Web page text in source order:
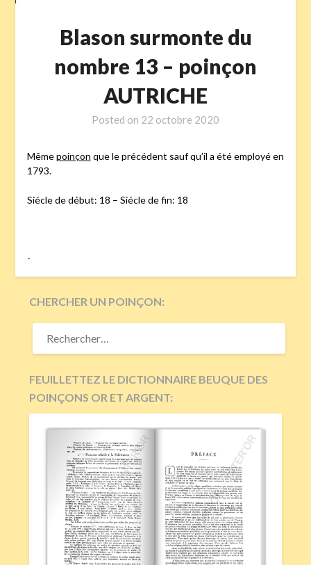
Blason surmonte du
nombre 13 – poinçon
AUTRICHE
Posted on 22 octobre 2020
Mêmepoinçon que le précédent sauf qu’il a été employé en
1793.
Siécle de début: 18 – Siécle de fin: 18
-
CHERCHER UN POINÇON:
RECHERCHER :
FEUILLETTEZ LE DICTIONNAIRE BEUQUE DES
POINÇONS OR ET ARGENT: